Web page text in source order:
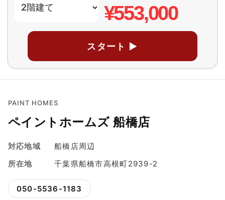
¥553,000
スタート ▶
PAINT HOMES
ペイントホームズ 船橋店
対応地域
船橋店周辺
所在地
千葉県船橋市高根町2939-2
050-5536-1183